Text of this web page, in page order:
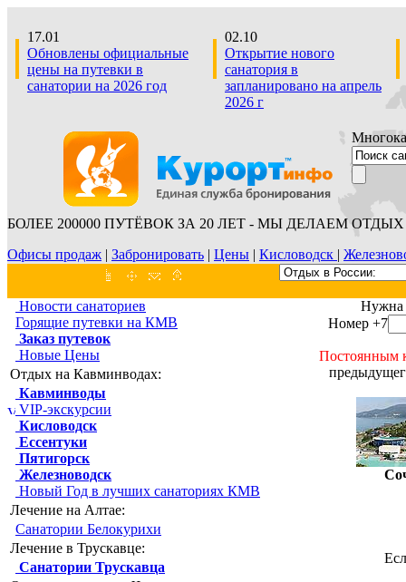
17.01
Обновлены официальные
цены на путевки в
санатории на 2026 год
02.10
Открытие нового
санатория в
запланировано на апрель
2026 г
БОЛЕЕ 200000 ПУТЁВОК ЗА 20 ЛЕТ - МЫ ДЕЛАЕМ ОТДЫХ
Офисы продаж | Забронировать | Цены | Кисловодск |
Новости санаториев
Горящие путевки на КМВ
Заказ путевок
Новые Цены
Отдых на Кавминводах:
Кавминводы
VIP-экскурсии
Кисловодск
Ессентуки
Пятигорск
Железноводск
Новый Год в лучших санаториях КМВ
Лечение на Алтае:
Санатории Белокурихи
Лечение в Трускавце:
Санатории Трускавца
Нужна
Номер +7
Постоянным